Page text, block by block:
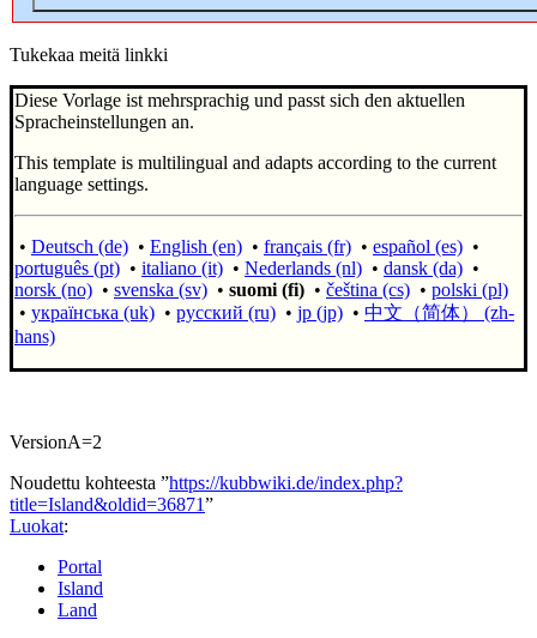
Tukekaa meitä linkki
Diese Vorlage ist mehrsprachig und passt sich den aktuellen
Spracheinstellungen an.
This template is multilingual and adapts according to the current
language settings.
• Deutsch (de) • English (en) • français (fr) • español (es) •
português (pt) • italiano (it) • Nederlands (nl) • dansk (da) •
norsk (no) • svenska (sv) • suomi (fi) • čeština (cs) • polski (pl)
• українська (uk) • русский (ru) • jp (jp) • 中文（简体）‎ (zh-
hans)
VersionA=2
Noudettu kohteesta ”https://kubbwiki.de/index.php?
title=Island&oldid=36871”
Luokat:
Portal
Island
Land